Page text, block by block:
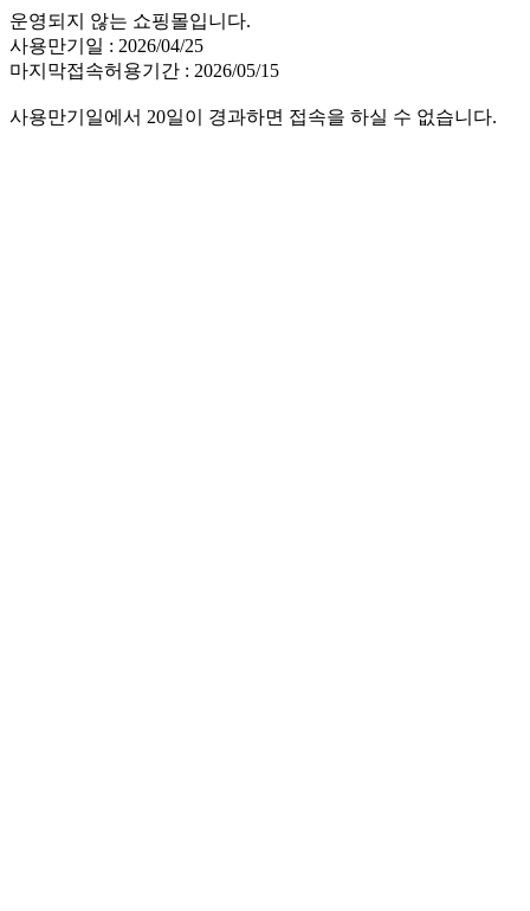
운영되지 않는 쇼핑몰입니다.
사용만기일 : 2026/04/25
마지막접속허용기간 : 2026/05/15
사용만기일에서 20일이 경과하면 접속을 하실 수 없습니다.